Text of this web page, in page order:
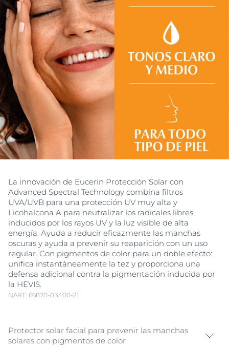
La innovación de Eucerin Protección Solar con
Advanced Spectral Technology combina filtros
UVA/UVB para una protección UV muy alta y
Licohalcona A para neutralizar los radicales libres
inducidos por los rayos UV y la luz visible de alta
energía. Ayuda a reducir eficazmente las manchas
oscuras y ayuda a prevenir su reaparición con un uso
regular. Con pigmentos de color para un doble efecto:
unifica instantáneamente la tez y proporciona una
defensa adicional contra la pigmentación inducida por
la HEVIS.
NART: 66870-03400-21
Protector solar facial para prevenir las manchas
solares con pigmentos de color